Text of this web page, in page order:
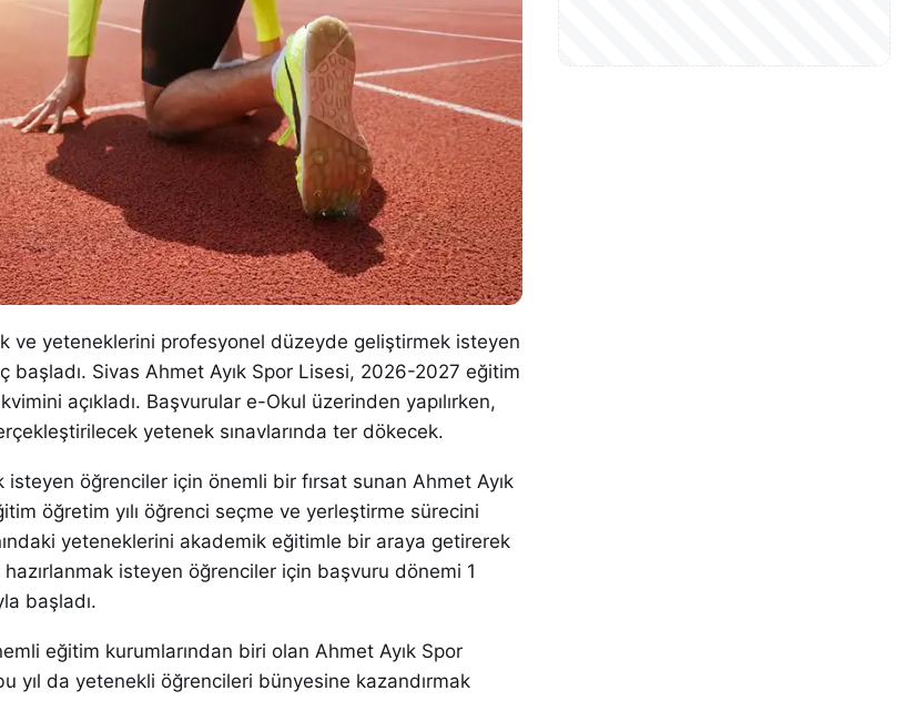
ve yeteneklerini profesyonel düzeyde geliştirmek isteyen
başladı. Sivas Ahmet Ayık Spor Lisesi, 2026-2027 eğitim
açıkladı. Başvurular e-Okul üzerinden yapılırken,
yetenek sınavlarında ter dökecek.
isteyen öğrenciler için önemli bir fırsat sunan Ahmet Ayık
öğretim yılı öğrenci seçme ve yerleştirme sürecini
yeteneklerini akademik eğitimle bir araya getirerek
isteyen öğrenciler için başvuru dönemi 1
başladı.
eğitim kurumlarından biri olan Ahmet Ayık Spor
yıl da yetenekli öğrencileri bünyesine kazandırmak